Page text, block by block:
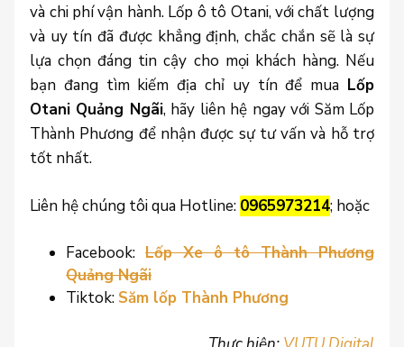
và chi phí vận hành. Lốp ô tô Otani, với chất lượng
và uy tín đã được khẳng định, chắc chắn sẽ là sự
lựa chọn đáng tin cậy cho mọi khách hàng. Nếu
bạn đang tìm kiếm địa chỉ uy tín để mua Lốp
Otani Quảng Ngãi, hãy liên hệ ngay với Săm Lốp
Thành Phương để nhận được sự tư vấn và hỗ trợ
tốt nhất.
Liên hệ chúng tôi qua Hotline: 0965973214; hoặc
Facebook:Lốp Xe ô tô Thành Phương
Quảng Ngãi
Tiktok: Săm lốp Thành Phương